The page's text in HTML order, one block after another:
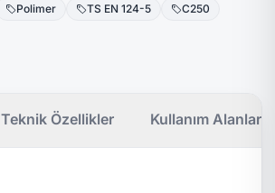
Polimer TS EN 124-5 C250
Teknik Özellikler Kullanım Alanları